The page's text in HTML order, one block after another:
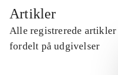
Artikler
Alle registrerede artikler
fordelt på udgivelser